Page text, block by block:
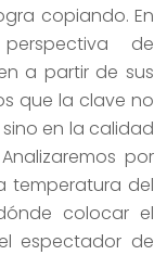
copiando. En
de
a partir de sus
que la clave no
en la calidad
por
temperatura del
colocar el
espectador de